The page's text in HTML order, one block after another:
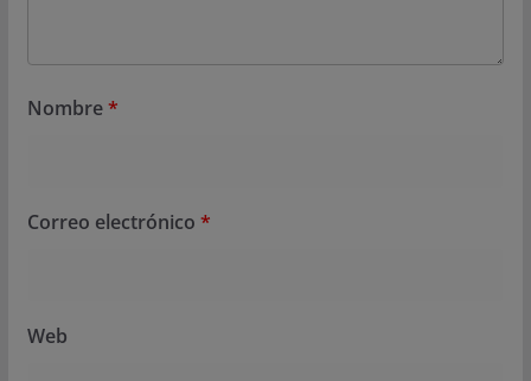
Nombre*
Correo electrónico *
Web